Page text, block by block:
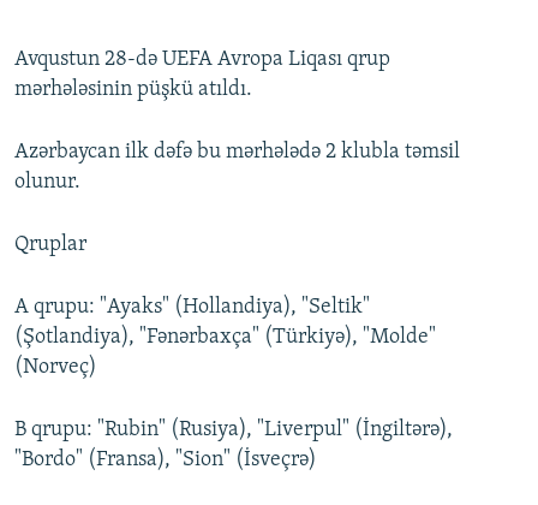
BIZIMLƏ ƏLAQƏ
XƏBƏR BÜLLETENLƏRIMIZ
Avqustun 28-də UEFA Avropa Liqası qrup
mərhələsinin püşkü atıldı.
Azərbaycan ilk dəfə bu mərhələdə 2 klubla təmsil
olunur.
Qruplar
A qrupu: "Ayaks" (Hollandiya), "Seltik"
(Şotlandiya), "Fənərbaxça" (Türkiyə), "Molde"
(Norveç)
B qrupu: "Rubin" (Rusiya), "Liverpul" (İngiltərə),
"Bordo" (Fransa), "Sion" (İsveçrə)